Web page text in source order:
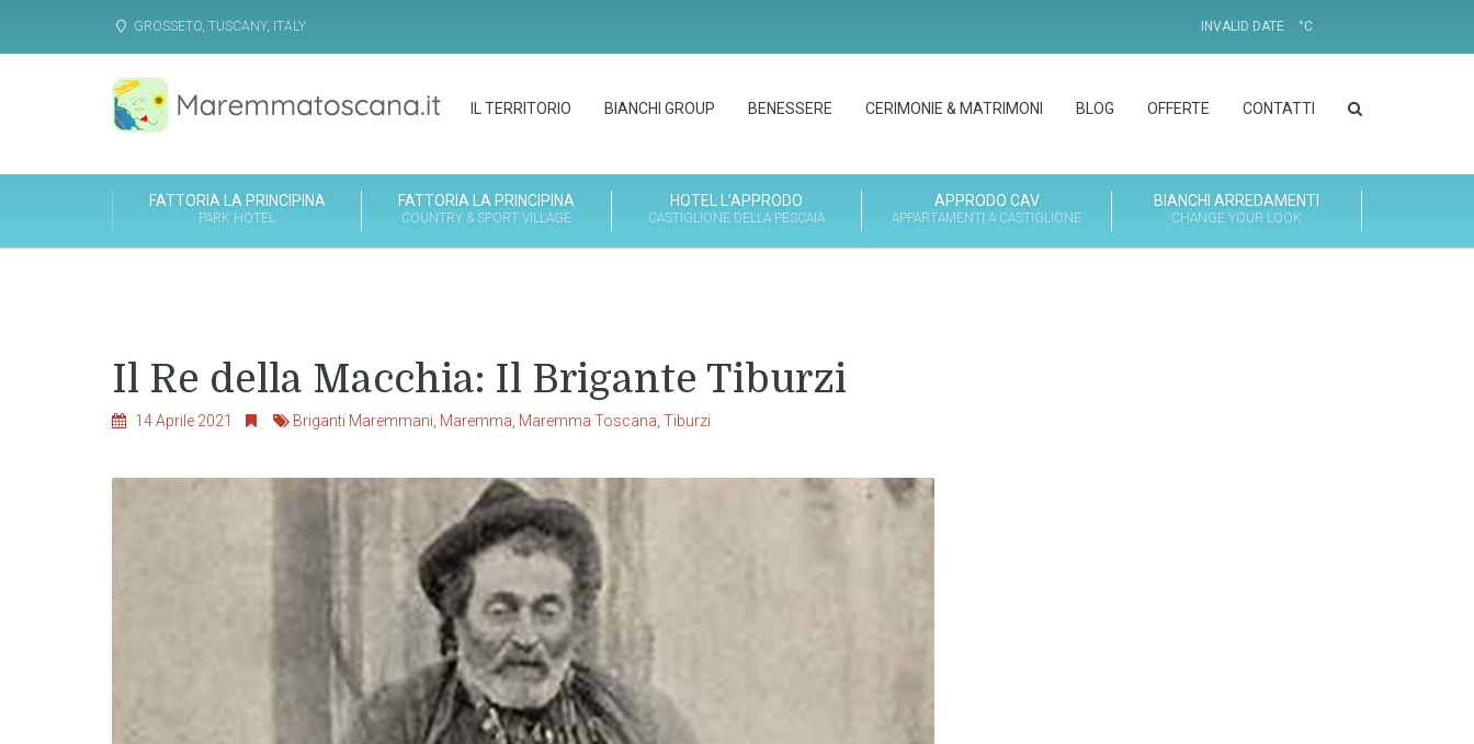
GROSSETO, TUSCANY, ITALY INVALID DATE °C
IL TERRITORIO BIANCHI GROUP BENESSERE CERIMONIE & MATRIMONI BLOG OFFERTE CONTATTI
FATTORIA LA PRINCIPINA
PARK HOTEL
FATTORIA LA PRINCIPINA
COUNTRY & SPORT VILLAGE
HOTEL L’APPRODO
CASTIGLIONE DELLA PESCAIA
APPRODO CAV
APPARTAMENTI A CASTIGLIONE
BIANCHI ARREDAMENTI
CHANGE YOUR LOOK
Il Re della Macchia: Il Brigante Tiburzi
14 Aprile 2021 Briganti Maremmani Maremma Maremma Toscana Tiburzi